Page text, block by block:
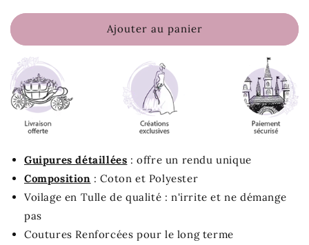
Ajouter au panier
Guipures détaillées : offre un rendu unique
Composition : Coton et Polyester
Voilage en Tulle de qualité : n'irrite et ne démange
pas
Coutures Renforcées pour le long terme